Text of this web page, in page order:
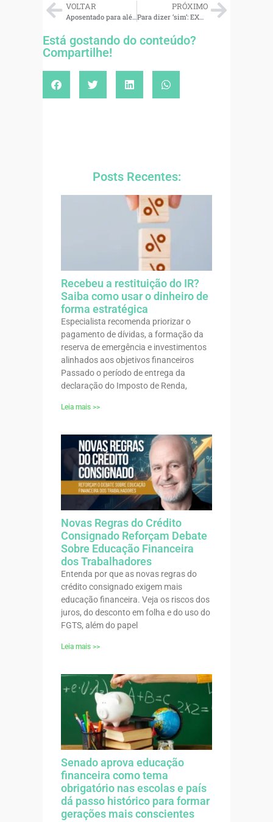
VOLTAR
Aposentado para além do INSS: o novo perfil do idoso
PRÓXIMO
Para dizer ‘sim’: EXTRA traz guia completo sobre quanto custa um casamento no Rio
Está gostando do conteúdo?
Compartilhe!
Posts Recentes:
Recebeu a restituição do IR?
Saiba como usar o dinheiro de
forma estratégica
Especialista recomenda priorizar o
pagamento de dívidas, a formação da
reserva de emergência e investimentos
alinhados aos objetivos financeiros
Passado o período de entrega da
declaração do Imposto de Renda,
Leia mais >>
Novas Regras do Crédito
Consignado Reforçam Debate
Sobre Educação Financeira
dos Trabalhadores
Entenda por que as novas regras do
crédito consignado exigem mais
educação financeira. Veja os riscos dos
juros, do desconto em folha e do uso do
FGTS, além do papel
Leia mais >>
Senado aprova educação
financeira como tema
obrigatório nas escolas e país
dá passo histórico para formar
gerações mais conscientes